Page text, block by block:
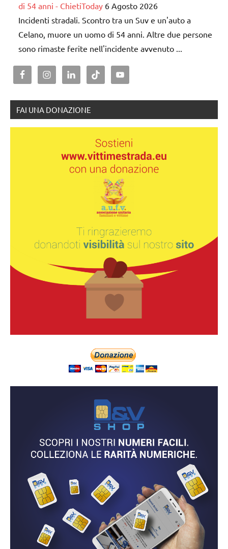
di 54 anni - ChietiToday 6 Agosto 2026
Incidenti stradali. Scontro tra un Suv e un'auto a
Celano, muore un uomo di 54 anni. Altre due persone
sono rimaste ferite nell'incidente avvenuto ...
FAI UNA DONAZIONE